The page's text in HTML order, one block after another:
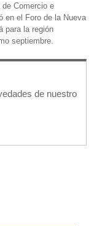
Comercio e
en el Foro de la Nueva
para la región
septiembre.
de nuestro